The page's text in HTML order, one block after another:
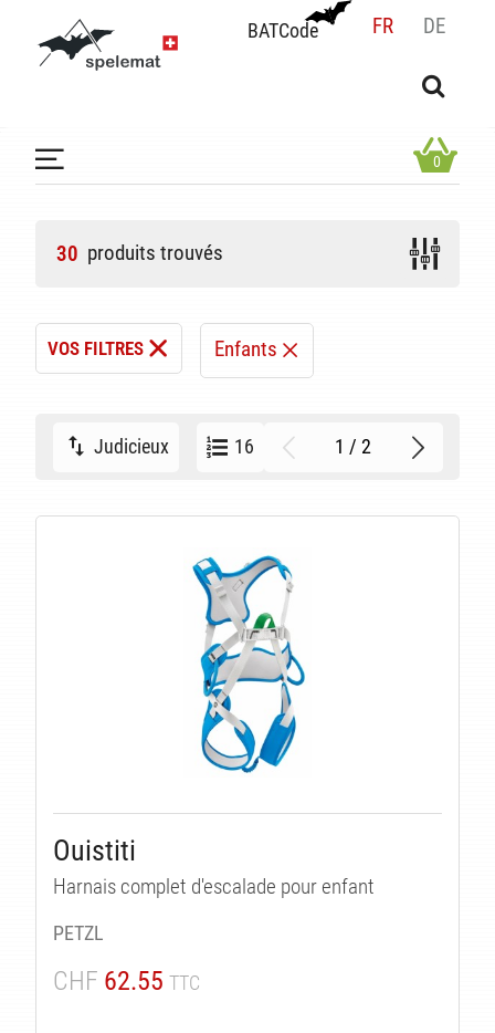
BATCode FR DE
BATCode
OK
0
30 produits trouvés
VOS FILTRES Enfants
Judicieux 16 1 / 2
Ouistiti
Harnais complet d'escalade pour enfant
PETZL
CHF 62.55 TTC